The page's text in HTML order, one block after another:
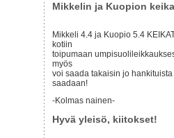
Mikkelin ja Kuopion
Mikkeli 4.4 ja Kuopio 5.4
kotiin
toipumaan
myös
voi saada takaisin jo
saadaan!
-Kolmas nainen-
Hyvä yleisö, kiitokset!